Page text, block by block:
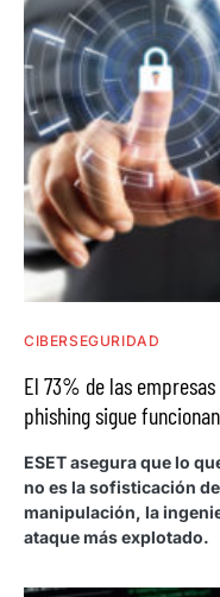
CIBERSEGURIDAD
El 73% de las
phishing sigue
ESET asegura que lo
no es la sofisticación
manipulación, la
ataque más explotado.